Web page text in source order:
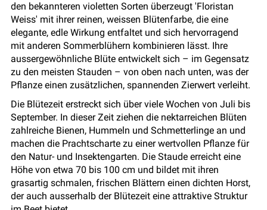
den bekannteren violetten Sorten überzeugt 'Floristan
Weiss' mit ihrer reinen, weissen Blütenfarbe, die eine
elegante, edle Wirkung entfaltet und sich hervorragend
mit anderen Sommerblühern kombinieren lässt. Ihre
aussergewöhnliche Blüte entwickelt sich – im Gegensatz
zu den meisten Stauden – von oben nach unten, was der
Pflanze einen zusätzlichen, spannenden Zierwert verleiht.
Die Blütezeit erstreckt sich über viele Wochen von Juli bis
September. In dieser Zeit ziehen die nektarreichen Blüten
zahlreiche Bienen, Hummeln und Schmetterlinge an und
machen die Prachtscharte zu einer wertvollen Pflanze für
den Natur- und Insektengarten. Die Staude erreicht eine
Höhe von etwa 70 bis 100 cm und bildet mit ihren
grasartig schmalen, frischen Blättern einen dichten Horst,
der auch ausserhalb der Blütezeit eine attraktive Struktur